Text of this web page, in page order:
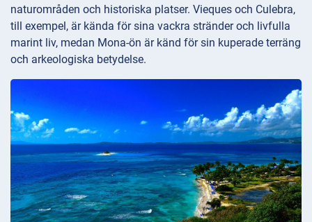
naturområden och historiska platser. Vieques och Culebra,
till exempel, är kända för sina vackra stränder och livfulla
marint liv, medan Mona-ön är känd för sin kuperade terräng
och arkeologiska betydelse.